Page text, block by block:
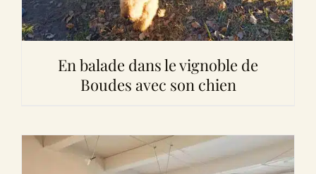
En balade dans le vignoble de
Boudes avec son chien